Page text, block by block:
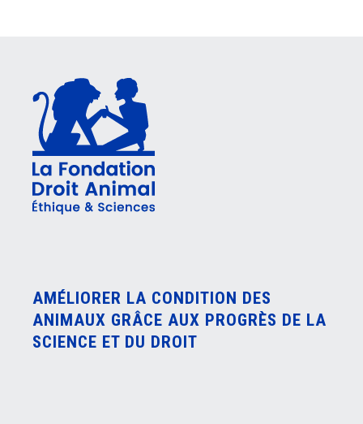
AMÉLIORER LA CONDITION DES
ANIMAUX GRÂCE AUX PROGRÈS DE LA
SCIENCE ET DU DROIT